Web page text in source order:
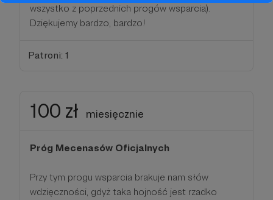
wszystko z poprzednich progów wsparcia).
Dziękujemy bardzo, bardzo!
Patroni: 1
100 zł miesięcznie
Próg Mecenasów Oficjalnych
Przy tym progu wsparcia brakuje nam słów
wdzięczności, gdyż taka hojność jest rzadko